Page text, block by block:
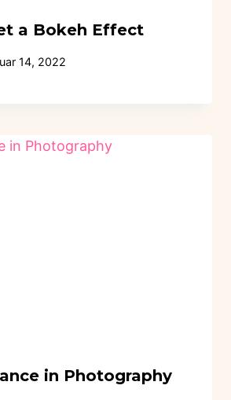
a Bokeh Effect
14, 2022
in Photography